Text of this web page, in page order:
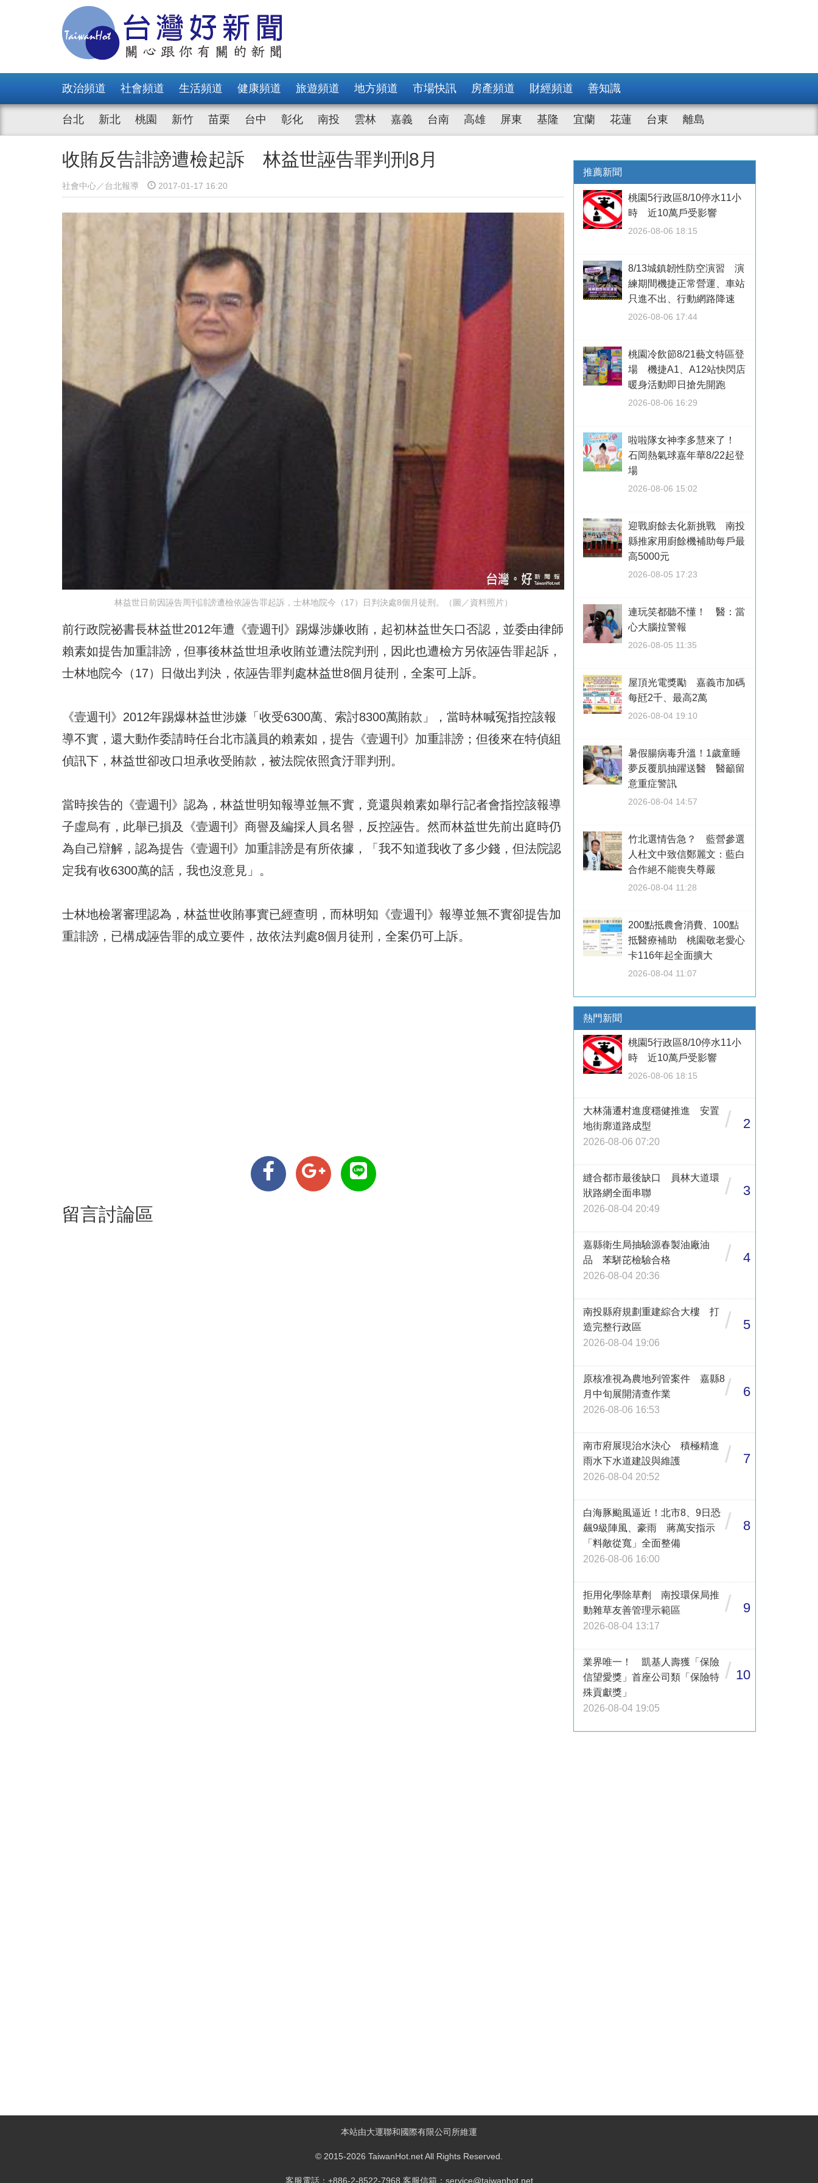
政治頻道 社會頻道 生活頻道 健康頻道 旅遊頻道 地方頻道 市場快訊 房產頻道 財經頻道 善知識
台北 新北 桃園 新竹 苗栗 台中 彰化 南投 雲林 嘉義 台南 高雄 屏東 基隆 宜蘭 花蓮 台東 離島
收賄反告誹謗遭檢起訴 林益世誣告罪判刑8月
社會中心／台北報導 2017-01-17 16:20
林益世日前因誣告周刊誹謗遭檢依誣告罪起訴，士林地院今（17）日判決處8個月徒刑。（圖／資料照片）
前行政院祕書長林益世2012年遭《壹週刊》踢爆涉嫌收賄，起初林益世矢口否認，並委由律師
賴素如提告加重誹謗，但事後林益世坦承收賄並遭法院判刑，因此也遭檢方另依誣告罪起訴，
士林地院今（17）日做出判決，依誣告罪判處林益世8個月徒刑，全案可上訴。
《壹週刊》2012年踢爆林益世涉嫌「收受6300萬、索討8300萬賄款」，當時林喊冤指控該報
導不實，還大動作委請時任台北市議員的賴素如，提告《壹週刊》加重誹謗；但後來在特偵組
偵訊下，林益世卻改口坦承收受賄款，被法院依照貪汙罪判刑。
當時挨告的《壹週刊》認為，林益世明知報導並無不實，竟還與賴素如舉行記者會指控該報導
子虛烏有，此舉已損及《壹週刊》商譽及編採人員名譽，反控誣告。然而林益世先前出庭時仍
為自己辯解，認為提告《壹週刊》加重誹謗是有所依據，「我不知道我收了多少錢，但法院認
定我有收6300萬的話，我也沒意見」。
士林地檢署審理認為，林益世收賄事實已經查明，而林明知《壹週刊》報導並無不實卻提告加
重誹謗，已構成誣告罪的成立要件，故依法判處8個月徒刑，全案仍可上訴。
留言討論區
推薦新聞
桃園5行政區8/10停水11小
時 近10萬戶受影響
2026-08-06 18:15
8/13城鎮韌性防空演習 演
練期間機捷正常營運、車站
只進不出、行動網路降速
2026-08-06 17:44
桃園冷飲節8/21藝文特區登
場 機捷A1、A12站快閃店
暖身活動即日搶先開跑
2026-08-06 16:29
啦啦隊女神李多慧來了！
石岡熱氣球嘉年華8/22起登
場
2026-08-06 15:02
迎戰廚餘去化新挑戰 南投
縣推家用廚餘機補助每戶最
高5000元
2026-08-05 17:23
連玩笑都聽不懂！ 醫：當
心大腦拉警報
2026-08-05 11:35
屋頂光電獎勵 嘉義市加碼
每瓩2千、最高2萬
2026-08-04 19:10
暑假腸病毒升溫！1歲童睡
夢反覆肌抽躍送醫 醫籲留
意重症警訊
2026-08-04 14:57
竹北選情告急？ 藍營參選
人杜文中致信鄭麗文：藍白
合作絕不能喪失尊嚴
2026-08-04 11:28
200點抵農會消費、100點
抵醫療補助 桃園敬老愛心
卡116年起全面擴大
2026-08-04 11:07
熱門新聞
桃園5行政區8/10停水11小
時 近10萬戶受影響
2026-08-06 18:15
大林蒲遷村進度穩健推進 安置
地街廓道路成型
2026-08-06 07:20
/ 2
縫合都市最後缺口 員林大道環
狀路網全面串聯
2026-08-04 20:49
/ 3
嘉縣衛生局抽驗源春製油廠油
品 苯駢芘檢驗合格
2026-08-04 20:36
/ 4
南投縣府規劃重建綜合大樓 打
造完整行政區
2026-08-04 19:06
/ 5
原核准視為農地列管案件 嘉縣8
月中旬展開清查作業
2026-08-06 16:53
/ 6
南市府展現治水決心 積極精進
雨水下水道建設與維護
2026-08-04 20:52
/ 7
白海豚颱風逼近！北市8、9日恐
飆9級陣風、豪雨 蔣萬安指示
「料敵從寬」全面整備
2026-08-06 16:00
/ 8
拒用化學除草劑 南投環保局推
動雜草友善管理示範區
2026-08-04 13:17
/ 9
業界唯一！ 凱基人壽獲「保險
信望愛獎」首座公司類「保險特
殊貢獻獎」
2026-08-04 19:05
/ 10
本站由大運聯和國際有限公司所維運
© 2015-2026 TaiwanHot.net All Rights Reserved.
客服電話：+886-2-8522-7968 客服信箱：service@taiwanhot.net